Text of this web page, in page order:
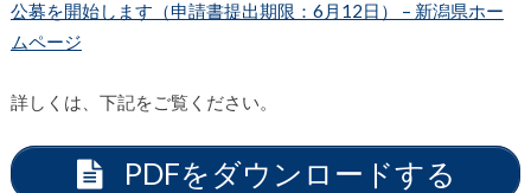
公募を開始します（申請書提出期限：6月12日） – 新潟県ホー
ムページ
詳しくは、下記をご覧ください。
PDFをダウンロードする